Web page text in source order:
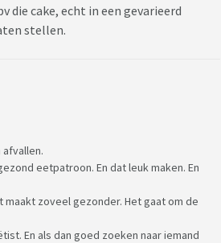
die cake, echt in een gevarieerd
stellen.
eetpatroon. En dat leuk maken. En
zoveel gezonder. Het gaat om de
En als dan goed zoeken naar iemand